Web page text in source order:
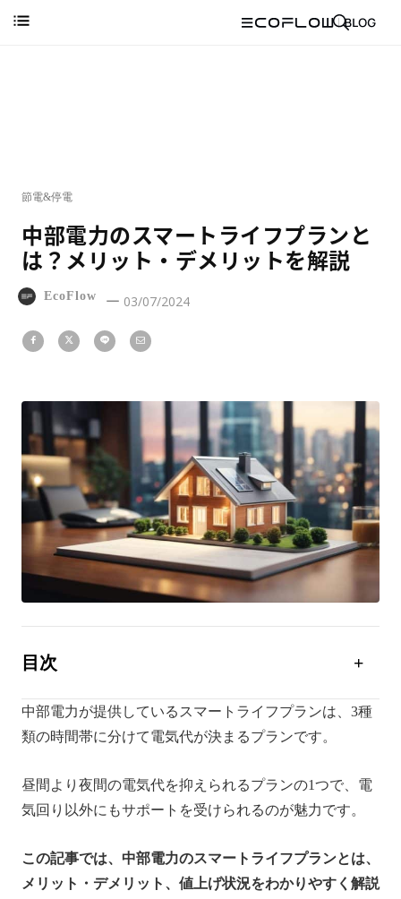
節電&停電
中部電力のスマートライフプランと
は？メリット・デメリットを解説
EcoFlow 03/07/2024
目次
スマートライフプランのメリット・デメリット
電気代の値上げに備えるならポータブル電源
まとめ
中部電力が提供しているスマートライフプランは、3種
類の時間帯に分けて電気代が決まるプランです。
昼間より夜間の電気代を抑えられるプランの1つで、電
気回り以外にもサポートを受けられるのが魅力です。
この記事では、中部電力のスマートライフプランとは、
メリット・デメリット、値上げ状況をわかりやすく解説